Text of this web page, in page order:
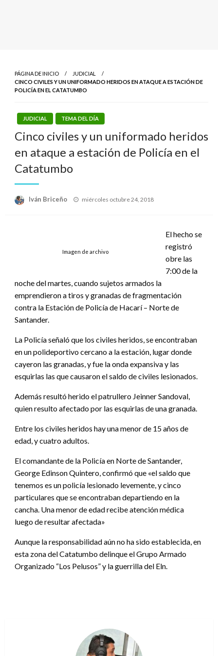
PÁGINA DE INICIO
JUDICIAL
CINCO CIVILES Y UN UNIFORMADO HERIDOS EN ATAQUE A ESTACIÓN DE
POLICÍA EN EL CATATUMBO
JUDICIAL TEMA DEL DÍA
Cinco civiles y un uniformado heridos
en ataque a estación de Policía en el
Catatumbo
Iván Briceño
Publicado
miércoles octubre 24, 2018
Imagen de archivo
El hecho se
registró
obre las
7:00 de la
noche del martes, cuando sujetos armados la
emprendieron a tiros y granadas de fragmentación
contra la Estación de Policía de Hacarí – Norte de
Santander.
La Policía señaló que los civiles heridos, se encontraban
en un polideportivo cercano a la estación, lugar donde
cayeron las granadas, y fue la onda expansiva y las
esquirlas las que causaron el saldo de civiles lesionados.
Además resultó herido el patrullero Jeinner Sandoval,
quien resulto afectado por las esquirlas de una granada.
Entre los civiles heridos hay una menor de 15 años de
edad, y cuatro adultos.
El comandante de la Policía en Norte de Santander,
George Edinson Quintero, confirmó que «el saldo que
tenemos es un policía lesionado levemente, y cinco
particulares que se encontraban departiendo en la
cancha. Una menor de edad recibe atención médica
luego de resultar afectada»
Aunque la responsabilidad aún no ha sido establecida, en
esta zona del Catatumbo delinque el Grupo Armado
Organizado “Los Pelusos” y la guerrilla del Eln.